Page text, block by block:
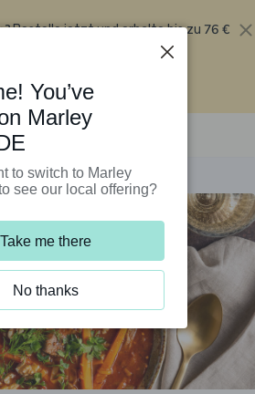
Bestelle jetzt und erhalte bis zu 76 €
deine ersten fünf Boxen
You’ve
Marley
to switch to Marley
see our local offering?
Take me there
No thanks